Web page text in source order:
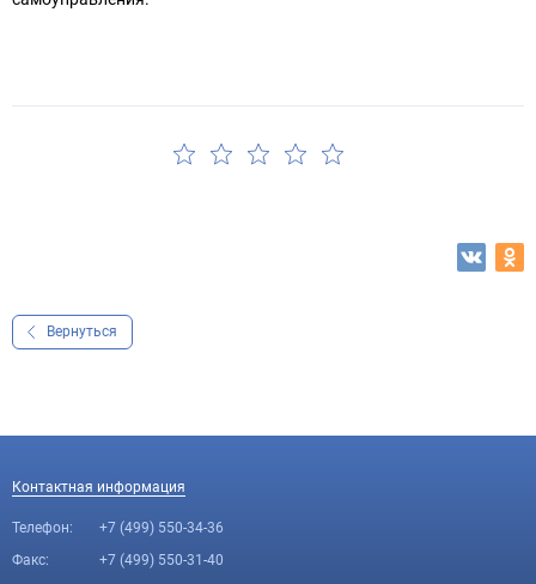
Вернуться
Контактная информация
Телефон:
+7 (499) 550-34-36
Факс:
+7 (499) 550-31-40